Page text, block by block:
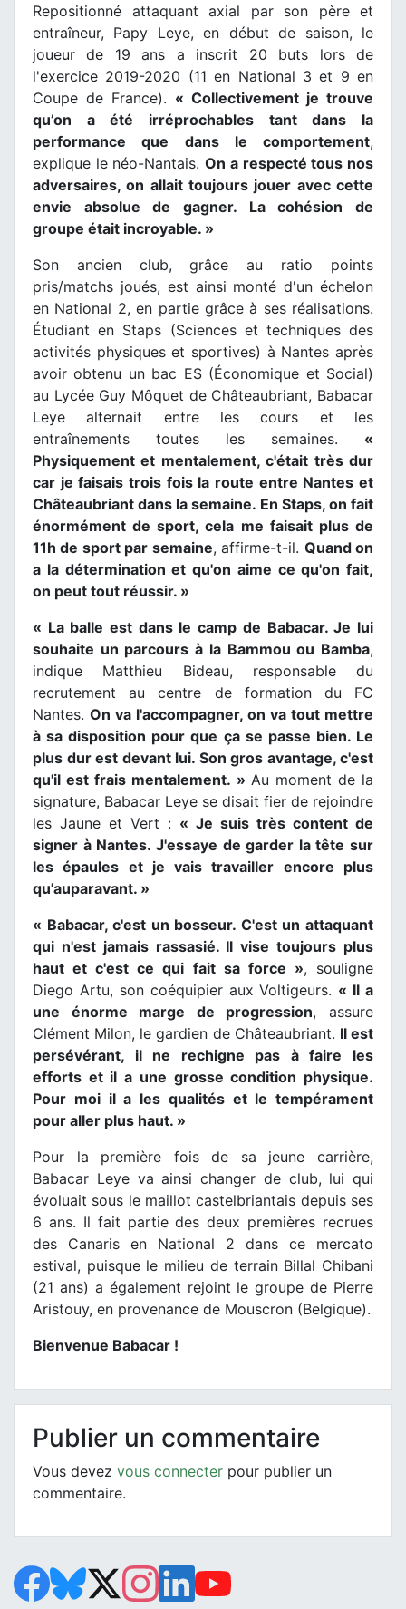
Repositionné attaquant axial par son père et
entraîneur, Papy Leye, en début de saison, le
joueur de 19 ans a inscrit 20 buts lors de
l'exercice 2019-2020 (11 en National 3 et 9 en
Coupe de France). « Collectivement je trouve
qu’on a été irréprochables tant dans la
performance que dans le comportement,
explique le néo-Nantais.On a respecté tous nos
adversaires, on allait toujours jouer avec cette
envie absolue de gagner. La cohésion de
groupe était incroyable. »
Son ancien club, grâce au ratio points
pris/matchs joués, est ainsi monté d'un échelon
en National 2, en partie grâce à ses réalisations.
Étudiant en Staps (Sciences et techniques des
activités physiques et sportives) à Nantes après
avoir obtenu un bac ES (Économique et Social)
au Lycée Guy Môquet de Châteaubriant, Babacar
Leye alternait entre les cours et les
entraînements toutes les semaines. «
Physiquement et mentalement, c'était très dur
car je faisais trois fois la route entre Nantes et
Châteaubriant dans la semaine. En Staps, on fait
énormément de sport, cela me faisait plus de
11h de sport par semaine, affirme-t-il. Quand on
a la détermination et qu'on aime ce qu'on fait,
on peut tout réussir. »
« La balle est dans le camp de Babacar. Je lui
souhaite un parcours à la Bammou ou Bamba,
indique Matthieu Bideau, responsable du
recrutement au centre de formation du FC
Nantes. On va l'accompagner, on va tout mettre
à sa disposition pour que ça se passe bien. Le
plus dur est devant lui. Son gros avantage, c'est
qu'il est frais mentalement. » Au moment de la
signature, Babacar Leye se disait fier de rejoindre
les Jaune et Vert : « Je suis très content de
signer à Nantes. J'essaye de garder la tête sur
les épaules et je vais travailler encore plus
qu'auparavant. »
« Babacar, c'est un bosseur. C'est un attaquant
qui n'est jamais rassasié. Il vise toujours plus
haut et c'est ce qui fait sa force », souligne
Diego Artu, son coéquipier aux Voltigeurs. « Il a
une énorme marge de progression, assure
Clément Milon, le gardien de Châteaubriant. Il est
persévérant, il ne rechigne pas à faire les
efforts et il a une grosse condition physique.
Pour moi il a les qualités et le tempérament
pour aller plus haut. »
Pour la première fois de sa jeune carrière,
Babacar Leye va ainsi changer de club, lui qui
évoluait sous le maillot castelbriantais depuis ses
6 ans. Il fait partie des deux premières recrues
des Canaris en National 2 dans ce mercato
estival, puisque le milieu de terrain Billal Chibani
(21 ans) a également rejoint le groupe de Pierre
Aristouy, en provenance de Mouscron (Belgique).
Bienvenue Babacar !
Publier un commentaire
Vous devez vous connecter pour publier un
commentaire.